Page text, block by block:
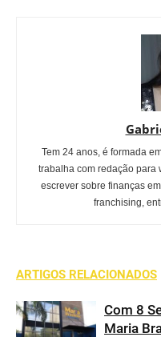
Tem 24 anos, é formada
trabalha com redação para
escrever sobre finanças
franchising,
ARTIGOS RELACIONADOS
Com 8
Maria